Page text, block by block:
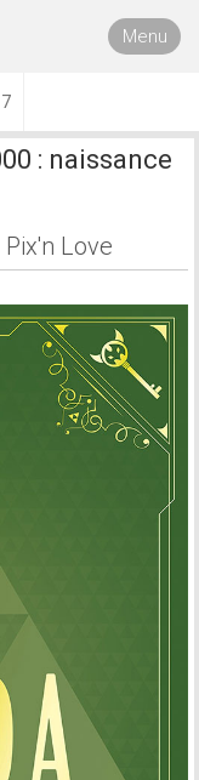
Menu
: naissance
Love